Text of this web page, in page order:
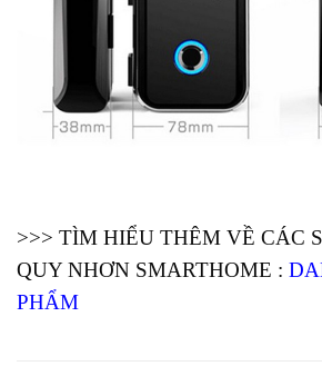
>>> TÌM HIỂU THÊM VỀ CÁC
QUY NHƠN SMARTHOME :
PHẨM